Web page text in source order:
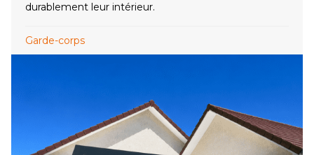
durablement leur intérieur.
Garde-corps